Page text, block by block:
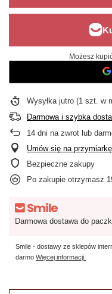
Możesz
Wysyłka jutro (1 szt. w
Darmowa i szybka
14 dni na zwrot lub
Umów się na
Bezpieczne zakupy
Po zakupie otrzymasz
Darmowa dostawa do
Smile - dostawy ze sklepów
darmo Więcej informacji.